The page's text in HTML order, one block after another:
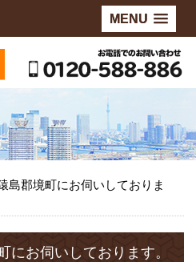
MENU
島郡境町にお伺いしておりま
にお伺いしております。